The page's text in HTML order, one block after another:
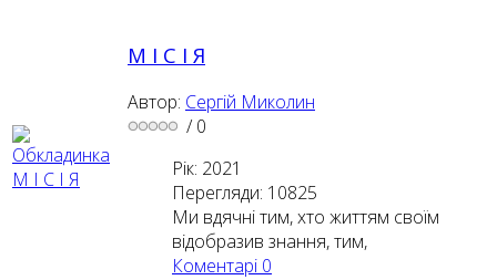
М І С І Я
Автор: Сергій Миколин
/0
Рік: 2021
Перегляди: 10825
Ми вдячні тим, хто життям своїм
відобразив знання, тим,
Коментарі 0